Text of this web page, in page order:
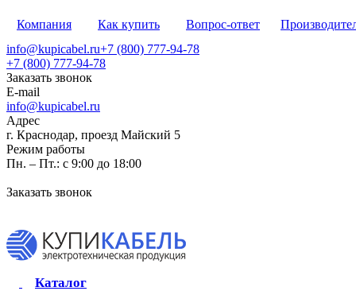
Компания Как купить Вопрос-ответ
info@kupicabel.ru+7 (800) 777-94-78
+7 (800) 777-94-78
Заказать звонок
E-mail
info@kupicabel.ru
Адрес
г. Краснодар, проезд Майский 5
Режим работы
Пн. – Пт.: с 9:00 до 18:00
Заказать звонок
Каталог